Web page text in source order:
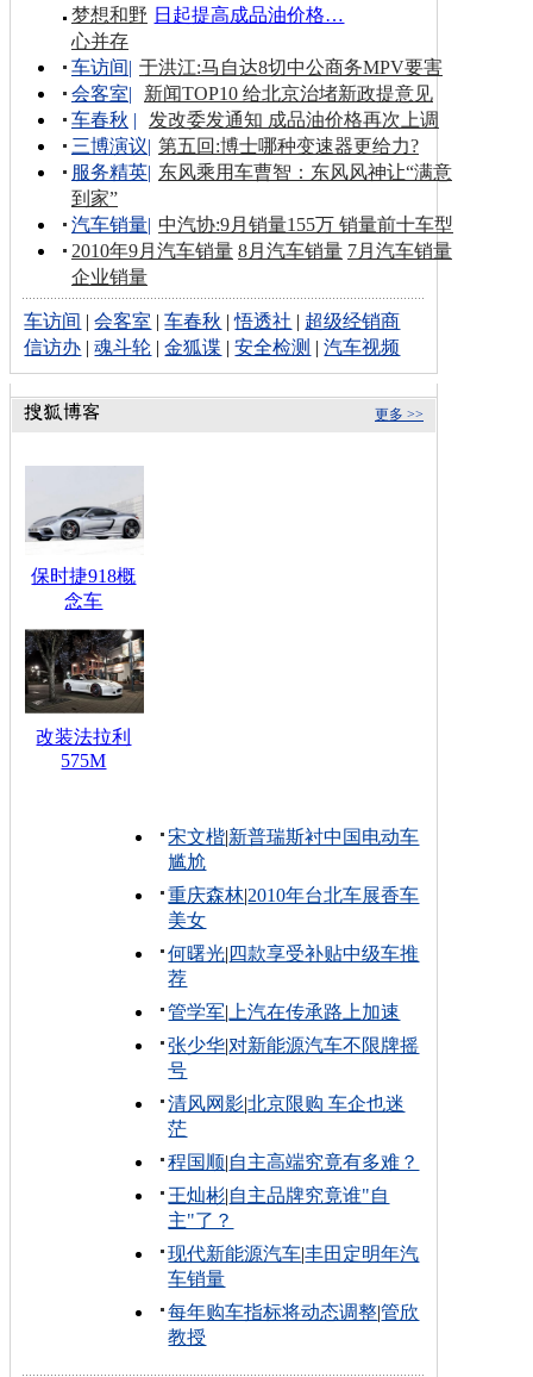
日起提高成品油价格…
梦想和野
心并存
车访间| 于洪江:马自达8切中公商务MPV要害
会客室|
新闻TOP10 给北京治堵新政提意见
车春秋 |
发改委发通知 成品油价格再次上调
三博演议| 第五回:博士哪种变速器更给力?
服务精英| 东风乘用车曹智：东风风神让“满意
到家”
汽车销量| 中汽协:9月销量155万 销量前十车型
2010年9月汽车销量 8月汽车销量 7月汽车销量
企业销量
车访间 |会客室 |车春秋 |悟透社 | 超级经销商
信访办 |魂斗轮 |金狐谍 |安全检测 |汽车视频
更多 >>
保时捷918概
念车
改装法拉利
575M
宋文楷|新普瑞斯衬中国电动车
尴尬
重庆森林|2010年台北车展香车
美女
何曙光| 四款享受补贴中级车推
荐
管学军| 上汽在传承路上加速
张少华|对新能源汽车不限牌摇
号
清风网影|北京限购 车企也迷
茫
程国顺|自主高端究竟有多难？
王灿彬|自主品牌究竟谁"自
主"了？
现代新能源汽车|丰田定明年汽
车销量
每年购车指标将动态调整|管欣
教授